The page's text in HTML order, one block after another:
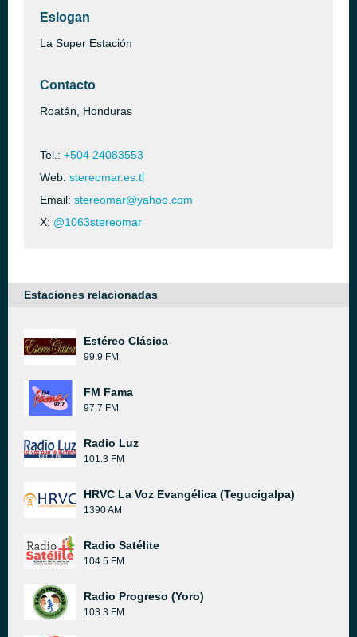
Eslogan
La Super Estación
Contacto
Roatán, Honduras
Tel.: +504 24083553
Web: stereomar.es.tl
Email: stereomar@yahoo.com
X: @1063stereomar
Estaciones relacionadas
Estéreo Clásica
99.9 FM
FM Fama
97.7 FM
Radio Luz
101.3 FM
HRVC La Voz Evangélica (Tegucigalpa)
1390 AM
Radio Satélite
104.5 FM
Radio Progreso (Yoro)
103.3 FM